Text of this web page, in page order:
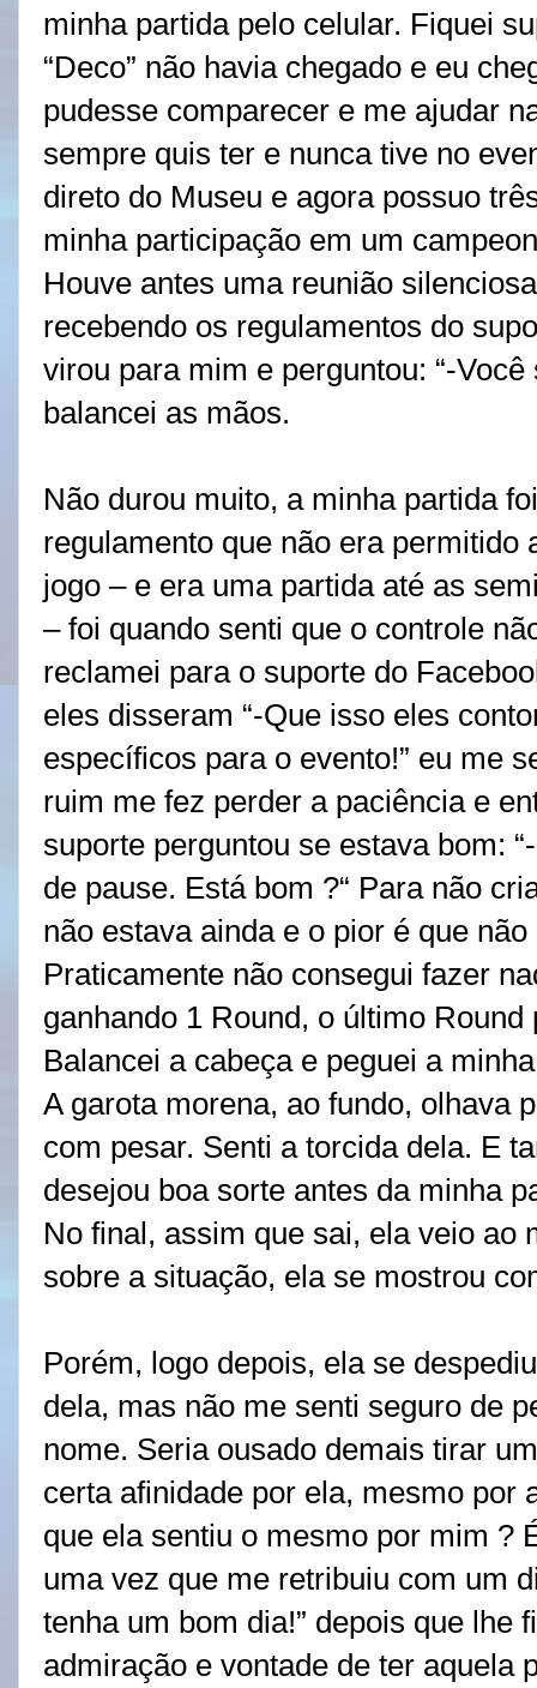
minha partida pelo celular. Fiquei
“Deco” não havia chegado e eu
pudesse comparecer e me ajudar
sempre quis ter e nunca tive no
direto do Museu e agora possuo
minha participação em um
Houve antes uma reunião
recebendo os regulamentos do
virou para mim e perguntou: “-
balancei as mãos.
Não durou muito, a minha partida
regulamento que não era permitido
jogo – e era uma partida até as
– foi quando senti que o controle
reclamei para o suporte do
eles disseram “-Que isso eles
específicos para o evento!” eu me
ruim me fez perder a paciência e
suporte perguntou se estava bom:
de pause. Está bom ?“ Para não
não estava ainda e o pior é que
Praticamente não consegui fazer
ganhando 1 Round, o último
Balancei a cabeça e peguei a
A garota morena, ao fundo, olhava
com pesar. Senti a torcida dela. E
desejou boa sorte antes da minha
No final, assim que sai, ela veio ao
sobre a situação, ela se mostrou
Porém, logo depois, ela se
dela, mas não me senti seguro de
nome. Seria ousado demais tirar
certa afinidade por ela, mesmo por
que ela sentiu o mesmo por mim ?
uma vez que me retribuiu com um
tenha um bom dia!” depois que lhe
admiração e vontade de ter aquela